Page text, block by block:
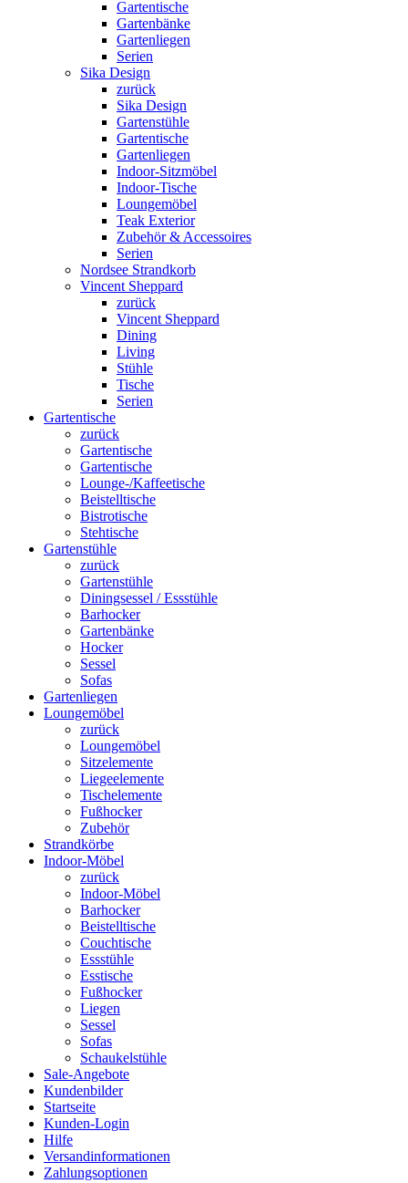
Gartentische
Gartenbänke
Gartenliegen
Serien
Sika Design
zurück
Sika Design
Gartenstühle
Gartentische
Gartenliegen
Indoor-Sitzmöbel
Indoor-Tische
Loungemöbel
Teak Exterior
Zubehör & Accessoires
Serien
Nordsee Strandkorb
Vincent Sheppard
zurück
Vincent Sheppard
Dining
Living
Stühle
Tische
Serien
Gartentische
zurück
Gartentische
Gartentische
Lounge-/Kaffeetische
Beistelltische
Bistrotische
Stehtische
Gartenstühle
zurück
Gartenstühle
Diningsessel / Essstühle
Barhocker
Gartenbänke
Hocker
Sessel
Sofas
Gartenliegen
Loungemöbel
zurück
Loungemöbel
Sitzelemente
Liegeelemente
Tischelemente
Fußhocker
Zubehör
Strandkörbe
Indoor-Möbel
zurück
Indoor-Möbel
Barhocker
Beistelltische
Couchtische
Essstühle
Esstische
Fußhocker
Liegen
Sessel
Sofas
Schaukelstühle
Sale-Angebote
Kundenbilder
Startseite
Kunden-Login
Hilfe
Versandinformationen
Zahlungsoptionen